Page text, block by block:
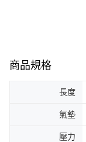
商品規格
長度
氣墊
壓力